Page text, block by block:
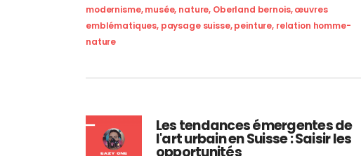
modernisme,musée, nature, Oberland bernois,œuvres
emblématiques, paysage suisse,peinture, relation homme-
nature
Les tendances émergentes de
l'art urbain en Suisse : Saisir les
opportunités